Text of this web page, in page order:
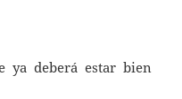
ya deberá estar bien